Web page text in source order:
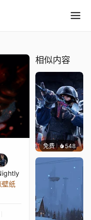
纸
相似内容
免费 548小鬼